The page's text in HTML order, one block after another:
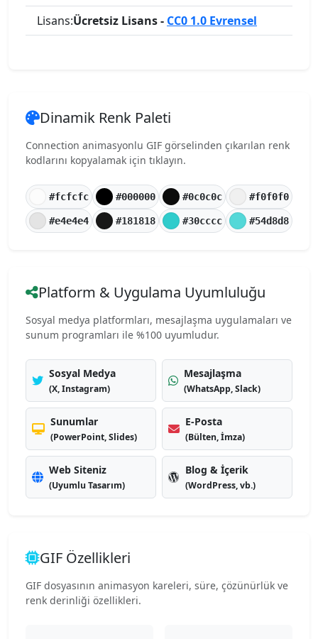
Lisans:Ücretsiz Lisans - CC0 1.0 Evrensel
Dinamik Renk Paleti
Connection animasyonlu GIF görselinden çıkarılan renk
kodlarını kopyalamak için tıklayın.
#fcfcfc #000000 #0c0c0c #f0f0f0
#e4e4e4 #181818 #30cccc #54d8d8
Platform & Uygulama Uyumluluğu
Sosyal medya platformları, mesajlaşma uygulamaları ve
sunum programları ile %100 uyumludur.
Sosyal Medya
(X, Instagram)
Mesajlaşma
(WhatsApp, Slack)
Sunumlar
(PowerPoint, Slides)
E-Posta
(Bülten, İmza)
Web Siteniz
(Uyumlu Tasarım)
Blog & İçerik
(WordPress, vb.)
GIF Özellikleri
GIF dosyasının animasyon kareleri, süre, çözünürlük ve
renk derinliği özellikleri.